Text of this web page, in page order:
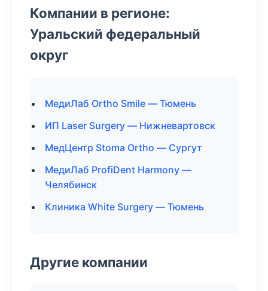
Компании в регионе:
Уральский федеральный
округ
МедиЛаб Ortho Smile — Тюмень
ИП Laser Surgery — Нижневартовск
МедЦентр Stoma Ortho — Сургут
МедиЛаб ProfiDent Harmony —
Челябинск
Клиника White Surgery — Тюмень
Другие компании